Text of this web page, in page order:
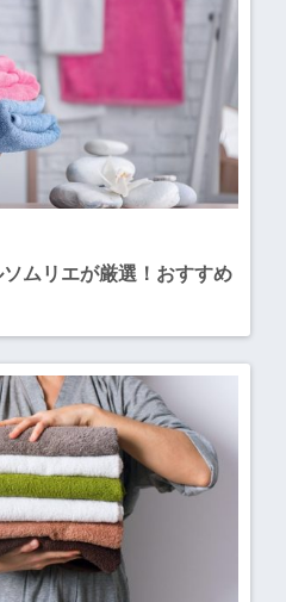
ソムリエが厳選！おすすめ